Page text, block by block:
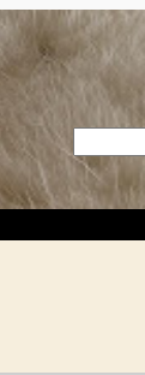
索